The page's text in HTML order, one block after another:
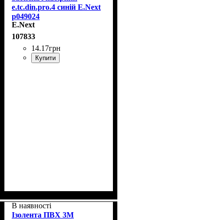
e.tc.din.pro.4 синій E.Next
p049024
E.Next
107833
14.17грн
Купити
В наявності
Ізолента ПВХ 3M